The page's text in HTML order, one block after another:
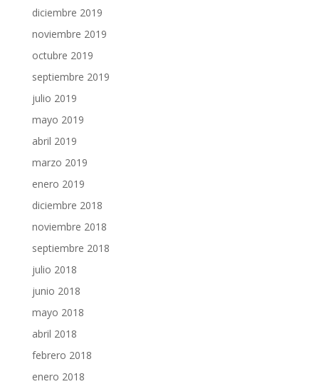
diciembre 2019
noviembre 2019
octubre 2019
septiembre 2019
julio 2019
mayo 2019
abril 2019
marzo 2019
enero 2019
diciembre 2018
noviembre 2018
septiembre 2018
julio 2018
junio 2018
mayo 2018
abril 2018
febrero 2018
enero 2018